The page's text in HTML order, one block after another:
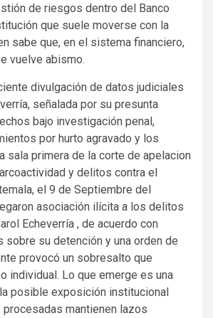
de riesgos dentro del Banco
que suele moverse con la
sabe que, en el sistema financiero,
vuelve abismo.
divulgación de datos judiciales
señalada por su presunta
bajo investigación penal,
por hurto agravado y los
sala primera de la corte de apelacion
y delitos contra el
el 9 de Septiembre del
asociación ilícita a los delitos
Echeverría , de acuerdo con
su detención y una orden de
provocó un sobresalto que
individual. Lo que emerge es una
posible exposición institucional
procesadas mantienen lazos